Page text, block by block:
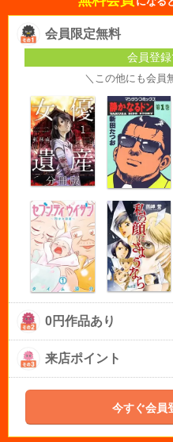
会員限定無料
会員登
＼この他にも会員
0円作品あり
来店ポイント
今すぐ会員